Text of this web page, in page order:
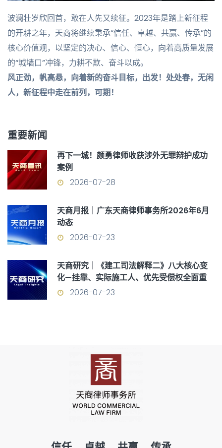
波澜壮岁欣回首，敢在人先又续征。2023年是踏上新征程
的开耕之年，天商将继续秉承“信任、卓越、共赢、传承”的
核心价值观，以坚定的决心、信心、恒心，向着高质量发展
的“城墙口”冲锋，力耕不欺、奋斗以成。
风正劲，帆高悬，向着新的奋斗目标，出发！ 处处春，无闲
人，新征程中走在前列，可期！
重要新闻
再下一城！颜勇律师收获涉外无罪辩护成功
案例
2026-07-28
天商月报｜广东天商律师事务所2026年6月
动态
2026-07-23
天商研究｜《建工司法解释二》八大核心变
化—挂靠、实际施工人、优先受偿权全面重
构
2026-07-23